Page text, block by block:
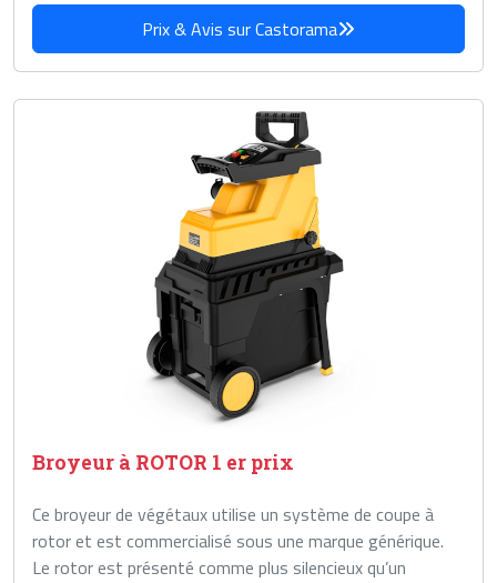
Prix & Avis sur Castorama
Broyeur à ROTOR 1 er prix
Ce broyeur de végétaux utilise un système de coupe à
rotor et est commercialisé sous une marque générique.
Le rotor est présenté comme plus silencieux qu’un